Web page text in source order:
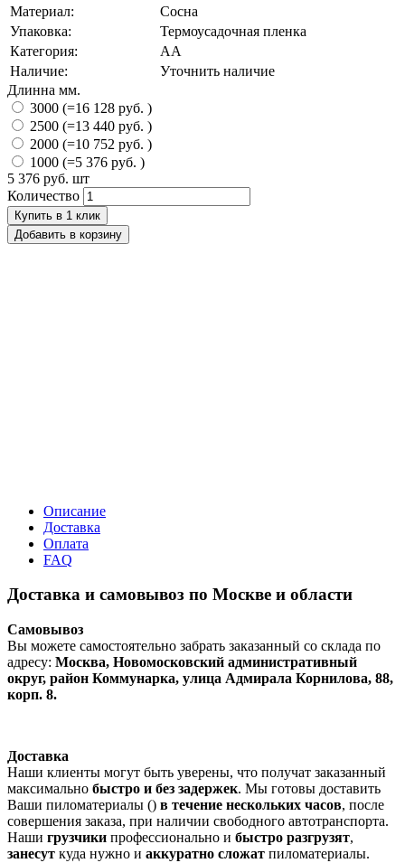
Материал:
Сосна
Упаковка:
Термоусадочная пленка
Категория:
АА
Наличие:
Уточнить наличие
Длинна мм.
3000 (=16 128 руб. )
2500 (=13 440 руб. )
2000 (=10 752 руб. )
1000 (=5 376 руб. )
5 376 руб. шт
Количество
Купить в 1 клик
Добавить в корзину
Описание
Доставка
Оплата
FAQ
Доставка и самовывоз по Москве и области
Самовывоз
Вы можете самостоятельно забрать заказанный со склада по
адресу: Москва, Новомосковский административный
округ, район Коммунарка, улица Адмирала Корнилова, 88,
корп. 8.
Доставка
Наши клиенты могут быть уверены, что получат заказанный
максимально быстро и без задержек. Мы готовы доставить
Ваши пиломатериалы () в течение нескольких часов, после
совершения заказа, при наличии свободного автотранспорта.
Наши грузчики профессионально и быстро разгрузят,
занесут куда нужно и аккуратно сложат пиломатериалы.